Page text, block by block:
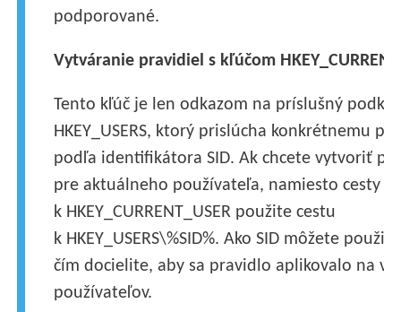
podporované.
Vytváranie pravidiel s kľúčom
Tento kľúč je len odkazom na príslušný
HKEY_USERS, ktorý prislúcha konkrétnemu
podľa identifikátora SID. Ak chcete vytvoriť
pre aktuálneho používateľa, namiesto cesty
k HKEY_CURRENT_USER použite cestu
k HKEY_USERS\%SID%. Ako SID môžete
čím docielite, aby sa pravidlo aplikovalo na
používateľov.